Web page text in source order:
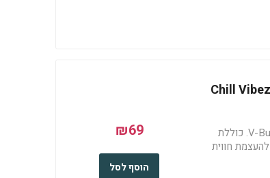
חבילת Chill Vibez ל-Fortnite עם 600 V-Bucks. כוללת
חווית
₪69
הוסף לסל